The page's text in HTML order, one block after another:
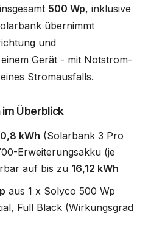
500 Wp, inklusive
übernimmt
und
Gerät - mit Notstrom-
Stromausfalls.
Überblick
kWh (Solarbank 3 Pro
Erweiterungsakku (je
auf bis zu 16,12 kWh
aus 1 x Solyco 500 Wp
Full Black (Wirkungsgrad